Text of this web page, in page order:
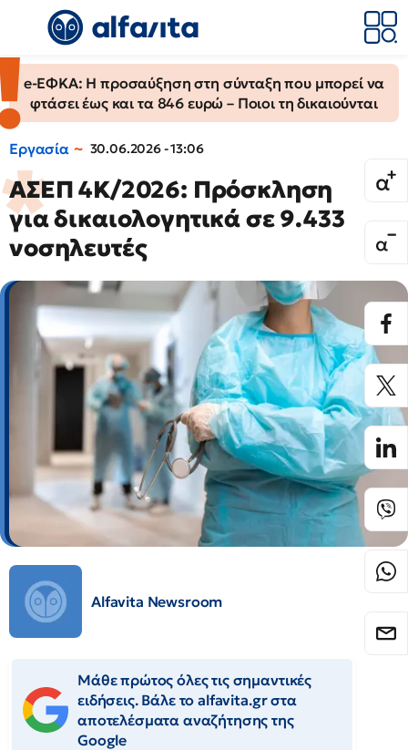
e-ΕΦΚΑ: Η προσαύξηση στη σύνταξη που μπορεί να
φτάσει έως και τα 846 ευρώ – Ποιοι τη δικαιούνται
Εργασία 30.06.2026 - 13:06
ΑΣΕΠ 4Κ/2026: Πρόσκληση
για δικαιολογητικά σε 9.433
νοσηλευτές
Alfavita Newsroom
Μάθε πρώτος όλες τις σημαντικές
ειδήσεις. Βάλε το alfavita.gr στα
αποτελέσματα αναζήτησης της
Google